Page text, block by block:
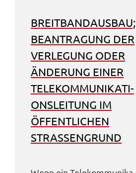
BREIT­BAND­AUS­BAU;
BEAN­TRA­GUNG DER
VERLE­GUNG ODER
ÄNDE­RUNG EINER
TELE­KOM­MU­NI­KA­TI­
ONS­LEI­TUNG IM
ÖFFENT­LI­CHEN
STRA­SSEN­GRUND